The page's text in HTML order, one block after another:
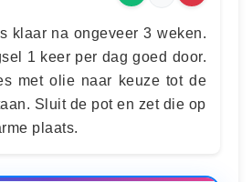
klaar na ongeveer 3 weken.
1 keer per dag goed door.
met olie naar keuze tot de
Sluit de pot en zet die op
plaats.